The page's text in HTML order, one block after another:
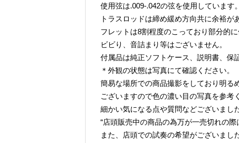
使用弦は.009-.042の弦を使用しています。
トラスロッドは締め緩め方向共に余裕が
フレットは8割程度のこっており部分的
ビビり、音詰まり等はございません。
付属品は純正ソフトケース、説明書、保
＊外観の状態は写真にて確認ください。
簡易な場所での商品撮影をしており明る
ございますので色の濃い目の写真を参考
細かい気になる点や質問などございまし
“店頭販売中の商品の為万が一売切れの
また、店頭での試奏の希望がございま